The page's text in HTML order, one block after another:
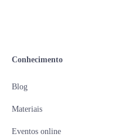
Conhecimento
Blog
Materiais
Eventos online